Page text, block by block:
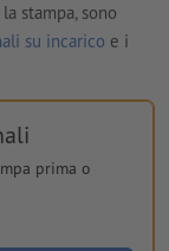
stampa, sono
su incarico e i
prima o